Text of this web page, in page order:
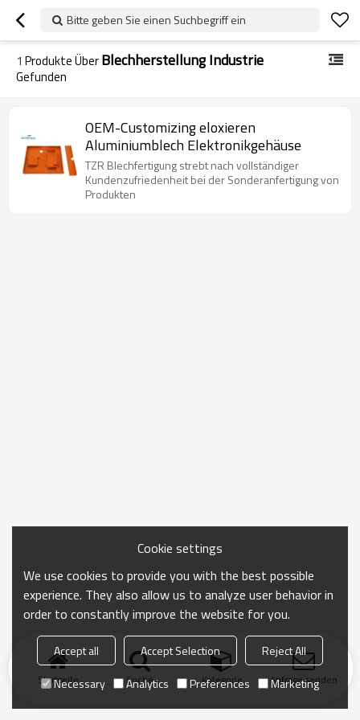
Bitte geben Sie einen Suchbegriff ein
1 Produkte ÜberBlechherstellung Industrie
Gefunden
OEM-Customizing eloxieren
Aluminiumblech Elektronikgehäuse
TZR Blechfertigung strebt nach vollständiger
Kundenzufriedenheit bei der Sonderanfertigung von
Produkten
Startseite Suche Kategorie Anfrage senden
Cookie settings
We use cookies to provide you with the best possible
experience. They also allow us to analyze user behavior in
order to constantly improve the website for you.
Accept all Accept Selection
Reject All
Necessary
Analytics Preferences Marketing